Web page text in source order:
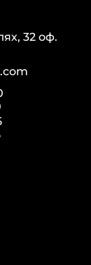
32 оф.